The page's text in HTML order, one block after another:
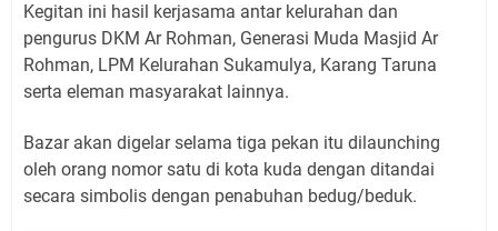
Kegitan ini hasil kerjasama antar kelurahan dan
pengurus DKM Ar Rohman, Generasi Muda Masjid Ar
Rohman, LPM Kelurahan Sukamulya, Karang Taruna
serta eleman masyarakat lainnya.
Bazar akan digelar selama tiga pekan itu dilaunching
oleh orang nomor satu di kota kuda dengan ditandai
secara simbolis dengan penabuhan bedug/beduk.